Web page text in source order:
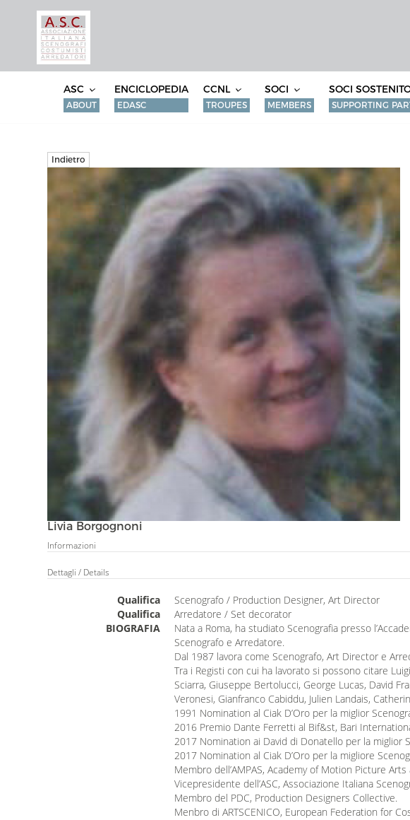
ASC
ABOUT
ENCICLOPEDIA
EDASC
CCNL
TROUPES
SOCI
MEMBERS
SOCI
SUPPORTING
Indietro
Livia Borgognoni
Informazioni
Dettagli / Details
Qualifica
Scenografo / Production Designer, Art Director
Qualifica
Arredatore / Set decorator
BIOGRAFIA
Nata a Roma, ha studiato Scenografia presso
Scenografo e Arredatore.
Dal 1987 lavora come Scenografo, Art Director e
Tra i Registi con cui ha lavorato si possono citare
Sciarra, Giuseppe Bertolucci, George Lucas, David
Veronesi, Gianfranco Cabiddu, Julien Landais,
1991 Nomination al Ciak D’Oro per la miglior
2016 Premio Dante Ferretti al Bif&st, Bari
2017 Nomination ai David di Donatello per la miglior
2017 Nomination al Ciak D’Oro per la migliore
Membro dell’AMPAS, Academy of Motion Picture
Vicepresidente dell’ASC, Associazione Italiana
Membro del PDC, Production Designers Collective.
Menbro di ARTSCENICO, European Federation for